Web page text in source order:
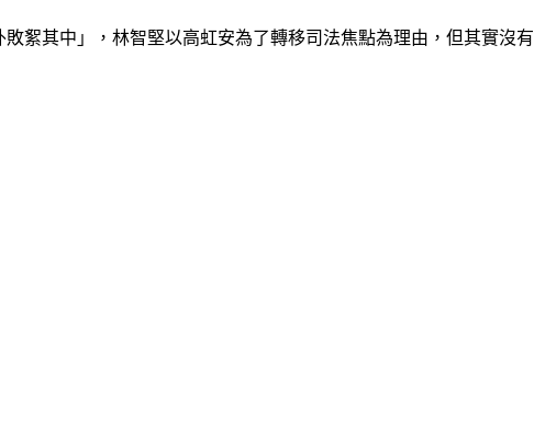
絮其中」，林智堅以高虹安為了轉移司法焦點為理由，但其實沒